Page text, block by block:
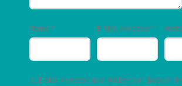
Name * E-Mail-Adresse *
e, E-Mail-Adresse und Website in diesem